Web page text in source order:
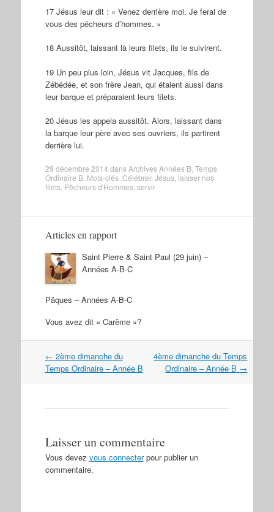
17 Jésus leur dit : « Venez derrière moi. Je ferai de
vous des pêcheurs d’hommes. »
18 Aussitôt, laissant là leurs filets, ils le suivirent.
19 Un peu plus loin, Jésus vit Jacques, fils de
Zébédée, et son frère Jean, qui étaient aussi dans
leur barque et préparaient leurs filets.
20 Jésus les appela aussitôt. Alors, laissant dans
la barque leur père avec ses ouvriers, ils partirent
derrière lui.
29 décembre 2014 dansArchives Années B, Temps
Ordinaire B. Mots-clés :Célébrer, Jésus, laisser nos
filets, Pêcheurs d'Hommes, servir
Articles en rapport
Saint Pierre & Saint Paul (29 juin) –
Années A-B-C
Pâques – Années A-B-C
Vous avez dit « Carême »?
Navigation
dans
← 2ème dimanche du
Temps Ordinaire – Année B
4ème dimanche du Temps
Ordinaire – Année B →
Laisser un commentaire
Vous devez vous connecterpour publier un
commentaire.